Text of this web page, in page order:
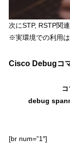
次にSTP, RSTP関
※実環境での利用は
Cisco Debugコ
debug
[br num=”1″]